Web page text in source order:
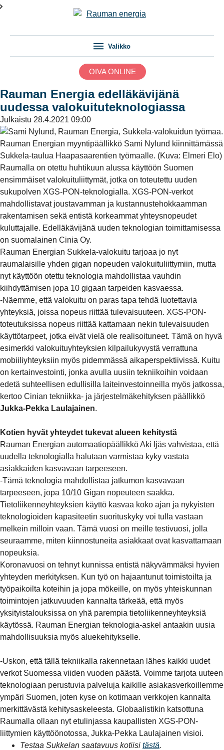
Valikko
OIVA ONLINE
Rauman Energia edelläkävijänä
uudessa valokuituteknologiassa
Julkaistu 28.4.2021 09:00
Rauman Energian myyntipäällikkö Sami Nylund kiinnittämässä
Sukkela-taulua Haapasaarentien työmaalle. (Kuva: Elmeri Elo)
Raumalla on otettu huhtikuun alussa käyttöön Suomen
ensimmäiset valokuituliittymät, jotka on toteutettu uuden
sukupolven XGS-PON-teknologialla. XGS-PON-verkot
mahdollistavat joustavamman ja kustannustehokkaamman
rakentamisen sekä entistä korkeammat yhteysnopeudet
kuluttajalle. Edelläkävijänä uuden teknologian toimittamisessa
on suomalainen Cinia Oy.
Rauman Energian Sukkela-valokuitu tarjoaa jo nyt
raumalaisille yhden gigan nopeuden valokuituliittymiin, mutta
nyt käyttöön otettu teknologia mahdollistaa vauhdin
kiihdyttämisen jopa 10 gigaan tarpeiden kasvaessa.
-Näemme, että valokuitu on paras tapa tehdä luotettavia
yhteyksiä, joissa nopeus riittää tulevaisuuteen. XGS-PON-
toteutuksissa nopeus riittää kattamaan nekin tulevaisuuden
käyttötarpeet, jotka eivät vielä ole realisoituneet. Tämä on hyvä
esimerkki valokuituyhteyksien kilpailukyvystä verrattuna
mobiiliyhteyksiin myös pidemmässä aikaperspektiivissä. Kuitu
on kertainvestointi, jonka avulla uusiin tekniikoihin voidaan
edetä suhteellisen edullisilla laiteinvestoinneilla myös jatkossa,
kertoo Cinian tekniikka- ja järjestelmäkehityksen päällikkö
Jukka-Pekka Laulajainen.
Kotien hyvät yhteydet tukevat alueen kehitystä
Rauman Energian automaatiopäällikkö Aki Ijäs vahvistaa, että
uudella teknologialla halutaan varmistaa kyky vastata
asiakkaiden kasvavaan tarpeeseen.
-Tämä teknologia mahdollistaa jatkumon kasvavaan
tarpeeseen, jopa 10/10 Gigan nopeuteen saakka.
Tietoliikenneyhteyksien käyttö kasvaa koko ajan ja nykyisten
teknologioiden kapasiteetin suorituskyky voi tulla vastaan
melkein milloin vaan. Tämä vuosi on meille testivuosi, jolla
seuraamme, miten kiinnostuneita asiakkaat ovat kasvattamaan
nopeuksia.
Koronavuosi on tehnyt kunnissa entistä näkyvämmäksi hyvien
yhteyden merkityksen. Kun työ on hajaantunut toimistoilta ja
työpaikoilta koteihin ja jopa mökeille, on myös yhteiskunnan
toimintojen jatkuvuuden kannalta tärkeää, että myös
yksityistalouksissa on yhä parempia tietoliikenneyhteyksiä
käytössä. Rauman Energian teknologia-askel antaakin uusia
mahdollisuuksia myös aluekehitykselle.
-Uskon, että tällä tekniikalla rakennetaan lähes kaikki uudet
verkot Suomessa viiden vuoden päästä. Voimme tarjota uuteen
teknologiaan perustuvia palveluja kaikille asiakasverkoillemme
ympäri Suomen, joten kyse on kotimaan verkkojen kannalta
merkittävästä kehitysaskeleesta. Globaalistikin katsottuna
Raumalla ollaan nyt etulinjassa kaupallisten XGS-PON-
liittymien käyttöönotossa, Jukka-Pekka Laulajainen visioi.
Testaa Sukkelan saatavuus kotiisi tästä.